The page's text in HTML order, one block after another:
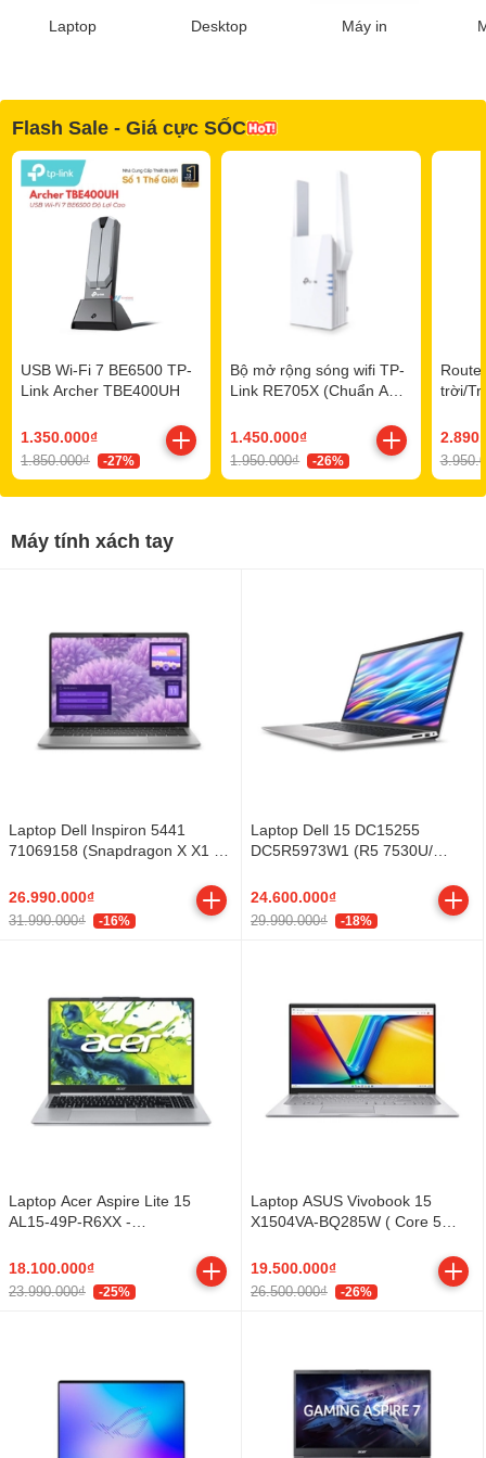
Laptop Desktop Máy in
Flash Sale - Giá cực SỐC
USB Wi-Fi 7 BE6500 TP-
Link Archer TBE400UH
1.350.000₫
1.850.000₫ -27%
Bộ mở rộng sóng wifi TP-
Link RE705X (Chuẩn AX/
ngoài/ Wifi Mesh)
1.450.000₫
1.950.000₫ -26%
trời/
Máy tính xách tay
Laptop Dell Inspiron 5441
71069158 (Snapdragon X X1 26
FHD+/ Win 11/ Office/ Grey/ Vỏ
nhôm/ 1Y)
26.990.000₫
31.990.000₫ -16%
Laptop Dell 15 DC15255
DC5R5973W1 (R5 7530U/
FHD/ 120Hz/ Win 11/ Office/
Silver/ 2Y)
24.600.000₫
29.990.000₫ -18%
Laptop Acer Aspire Lite 15
AL15-49P-R6XX -
8GB, 512GB, Full HD, Win11)
18.100.000₫
23.990.000₫ -25%
Laptop ASUS Vivobook 15
X1504VA-BQ285W ( Core 5
512GB / 15.6 inch FHD IPS /
Silver / Windows 11 Home)
19.500.000₫
26.500.000₫ -26%